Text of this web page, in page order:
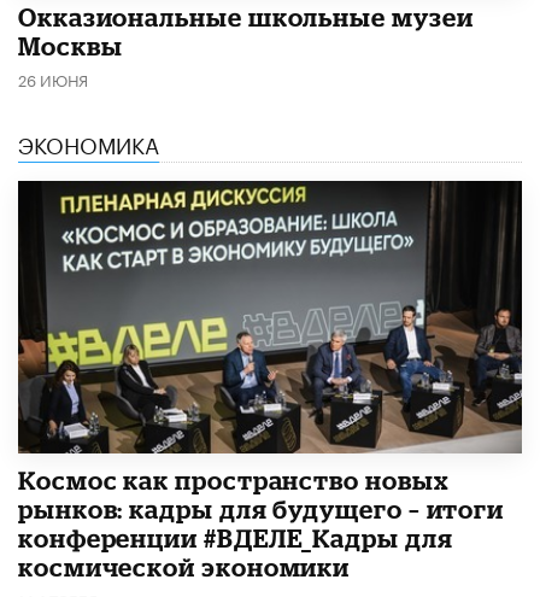
​Окказиональные школьные музеи
Москвы
26 ИЮНЯ
ЭКОНОМИКА
Космос как пространство новых
рынков: кадры для будущего – итоги
конференции #ВДЕЛЕ_Кадры для
космической экономики